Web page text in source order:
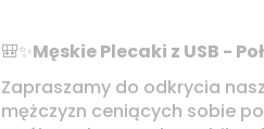
🎒✨Męskie Plecaki z USB -
Zapraszamy do odkrycia
mężczyzn ceniących sobie